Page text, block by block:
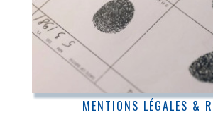
MENTIONS LÉGALES &